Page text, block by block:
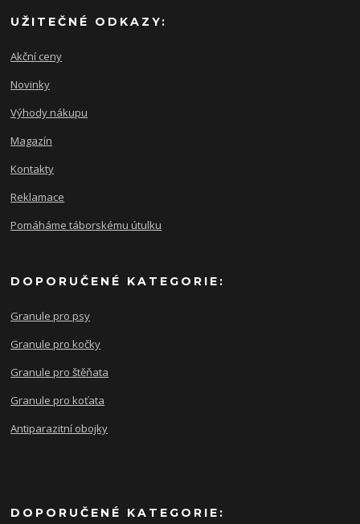
UŽITEČNÉ ODKAZY:
Akční ceny
Novinky
Výhody nákupu
Magazín
Kontakty
Reklamace
Pomáháme táborskému útulku
DOPORUČENÉ KATEGORIE:
Granule pro psy
Granule pro kočky
Granule pro štěňata
Granule pro koťata
Antiparazitní obojky
DOPORUČENÉ KATEGORIE: